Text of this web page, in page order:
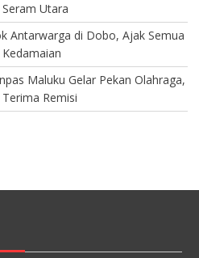
Utara
Antarwarga di Dobo, Ajak Semua
Maluku Gelar Pekan Olahraga,
Remisi